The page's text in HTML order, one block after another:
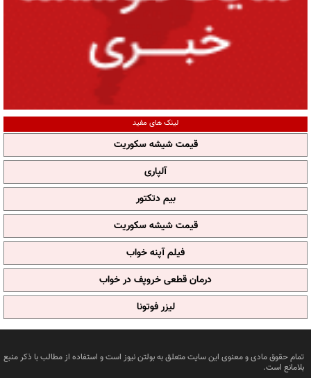
لینک های مفید
قیمت شیشه سکوریت
آلپاری
بیم دتکتور
قیمت شیشه سکوریت
فیلم آپنه خواب
درمان قطعی خروپف در خواب
لیزر فوتونا
تمام حقوق مادی و معنوی این سایت متعلق به بولتن نیوز است و استفاده از مطالب با ذکر منبع
بلامانع است.